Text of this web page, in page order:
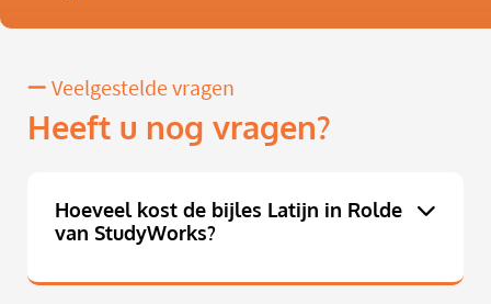
Veelgestelde vragen
Heeft u nog vragen?
Hoeveel kost de bijles Latijn in Rolde
van StudyWorks?